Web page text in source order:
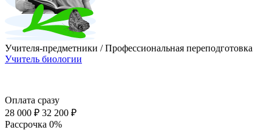
Учителя-предметники / Профессиональная переподготовка
Учитель биологии
Оплата сразу
28 000 ₽ 32 200 ₽
Рассрочка 0%